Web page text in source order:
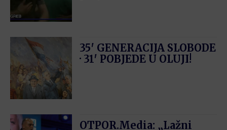
35′ GENERACIJA SLOBODE
· 31′ POBJEDE U OLUJI!
OTPOR.Media: „Lažni